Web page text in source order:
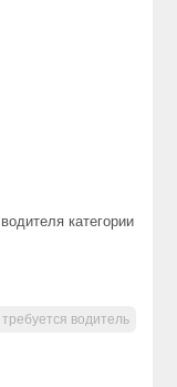
категории
требуется водитель